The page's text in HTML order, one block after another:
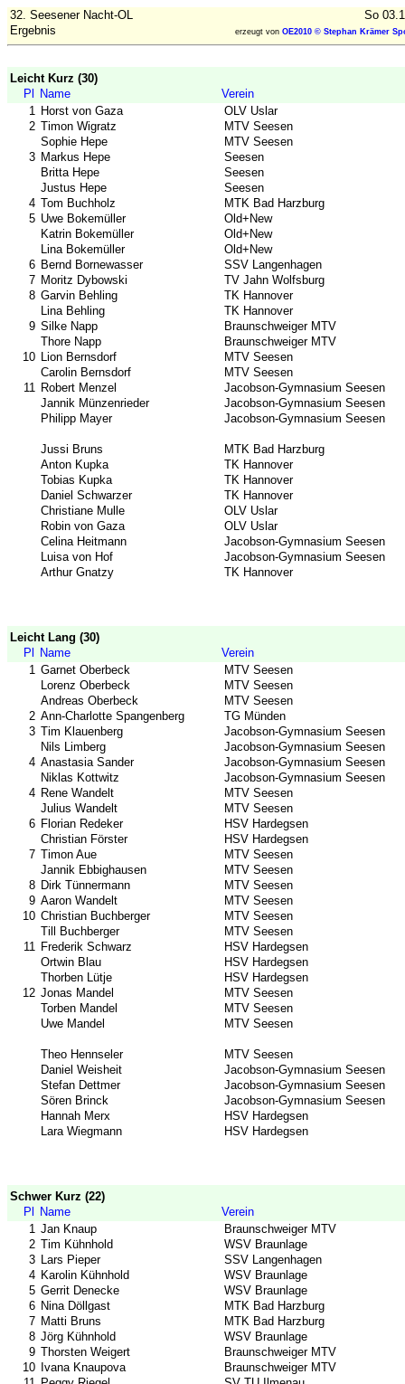
32. Seesener Nacht-OL
So
Ergebnis
erzeugt von OE2010 © Stephan Krämer
Leicht Kurz (30)
Pl
Name
Verein
1 Horst von Gaza
OLV Uslar
2 Timon Wigratz
MTV Seesen
Sophie Hepe
MTV Seesen
3 Markus Hepe
Seesen
Britta Hepe
Seesen
Justus Hepe
Seesen
4 Tom Buchholz
MTK Bad Harzburg
5 Uwe Bokemüller
Old+New
Katrin Bokemüller
Old+New
Lina Bokemüller
Old+New
6 Bernd Bornewasser
SSV Langenhagen
7 Moritz Dybowski
TV Jahn Wolfsburg
8 Garvin Behling
TK Hannover
Lina Behling
TK Hannover
9 Silke Napp
Braunschweiger MTV
Thore Napp
Braunschweiger MTV
10 Lion Bernsdorf
MTV Seesen
Carolin Bernsdorf
MTV Seesen
11 Robert Menzel
Jacobson-Gymnasium Seesen
Jannik Münzenrieder
Jacobson-Gymnasium Seesen
Philipp Mayer
Jacobson-Gymnasium Seesen
Jussi Bruns
MTK Bad Harzburg
Anton Kupka
TK Hannover
Tobias Kupka
TK Hannover
Daniel Schwarzer
TK Hannover
Christiane Mulle
OLV Uslar
Robin von Gaza
OLV Uslar
Celina Heitmann
Jacobson-Gymnasium Seesen
Luisa von Hof
Jacobson-Gymnasium Seesen
Arthur Gnatzy
TK Hannover
Leicht Lang (30)
Pl
Name
Verein
1 Garnet Oberbeck
MTV Seesen
Lorenz Oberbeck
MTV Seesen
Andreas Oberbeck
MTV Seesen
2 Ann-Charlotte Spangenberg
TG Münden
3 Tim Klauenberg
Jacobson-Gymnasium Seesen
Nils Limberg
Jacobson-Gymnasium Seesen
4 Anastasia Sander
Jacobson-Gymnasium Seesen
Niklas Kottwitz
Jacobson-Gymnasium Seesen
4 Rene Wandelt
MTV Seesen
Julius Wandelt
MTV Seesen
6 Florian Redeker
HSV Hardegsen
Christian Förster
HSV Hardegsen
7 Timon Aue
MTV Seesen
Jannik Ebbighausen
MTV Seesen
8 Dirk Tünnermann
MTV Seesen
9 Aaron Wandelt
MTV Seesen
10 Christian Buchberger
MTV Seesen
Till Buchberger
MTV Seesen
11 Frederik Schwarz
HSV Hardegsen
Ortwin Blau
HSV Hardegsen
Thorben Lütje
HSV Hardegsen
12 Jonas Mandel
MTV Seesen
Torben Mandel
MTV Seesen
Uwe Mandel
MTV Seesen
Theo Hennseler
MTV Seesen
Daniel Weisheit
Jacobson-Gymnasium Seesen
Stefan Dettmer
Jacobson-Gymnasium Seesen
Sören Brinck
Jacobson-Gymnasium Seesen
Hannah Merx
HSV Hardegsen
Lara Wiegmann
HSV Hardegsen
Schwer Kurz (22)
Pl
Name
Verein
1 Jan Knaup
Braunschweiger MTV
2 Tim Kühnhold
WSV Braunlage
3 Lars Pieper
SSV Langenhagen
4 Karolin Kühnhold
WSV Braunlage
5 Gerrit Denecke
WSV Braunlage
6 Nina Döllgast
MTK Bad Harzburg
7 Matti Bruns
MTK Bad Harzburg
8 Jörg Kühnhold
WSV Braunlage
9 Thorsten Weigert
Braunschweiger MTV
10
Ivana Knaupova
Braunschweiger MTV